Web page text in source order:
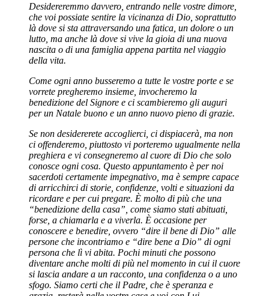
Desidereremmo davvero, entrando nelle vostre dimore,
che voi possiate sentire la vicinanza di Dio, soprattutto
là dove si sta attraversando una fatica, un dolore o un
lutto, ma anche là dove si vive la gioia di una nuova
nascita o di una famiglia appena partita nel viaggio
della vita.
Come ogni anno busseremo a tutte le vostre porte e se
vorrete pregheremo insieme, invocheremo la
benedizione del Signore e ci scambieremo gli auguri
per un Natale buono e un anno nuovo pieno di grazie.
Se non desidererete accoglierci, ci dispiacerà, ma non
ci offenderemo, piuttosto vi porteremo ugualmente nella
preghiera e vi consegneremo al cuore di Dio che solo
conosce ogni cosa. Questo appuntamento è per noi
sacerdoti certamente impegnativo, ma è sempre capace
di arricchirci di storie, confidenze, volti e situazioni da
ricordare e per cui pregare. È molto di più che una
“benedizione della casa”, come siamo stati abituati,
forse, a chiamarla e a viverla. È occasione per
conoscere e benedire, ovvero “dire il bene di Dio” alle
persone che incontriamo e “dire bene a Dio” di ogni
persona che lì vi abita. Pochi minuti che possono
diventare anche molti di più nel momento in cui il cuore
si lascia andare a un racconto, una confidenza o a uno
sfogo. Siamo certi che il Padre, che è speranza e